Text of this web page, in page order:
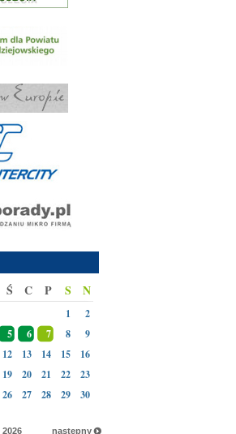
Ś C P S N
1 2
5 6 7 8 9
12 13 14 15 16
19 20 21 22 23
26 27 28 29 30
następny
2026